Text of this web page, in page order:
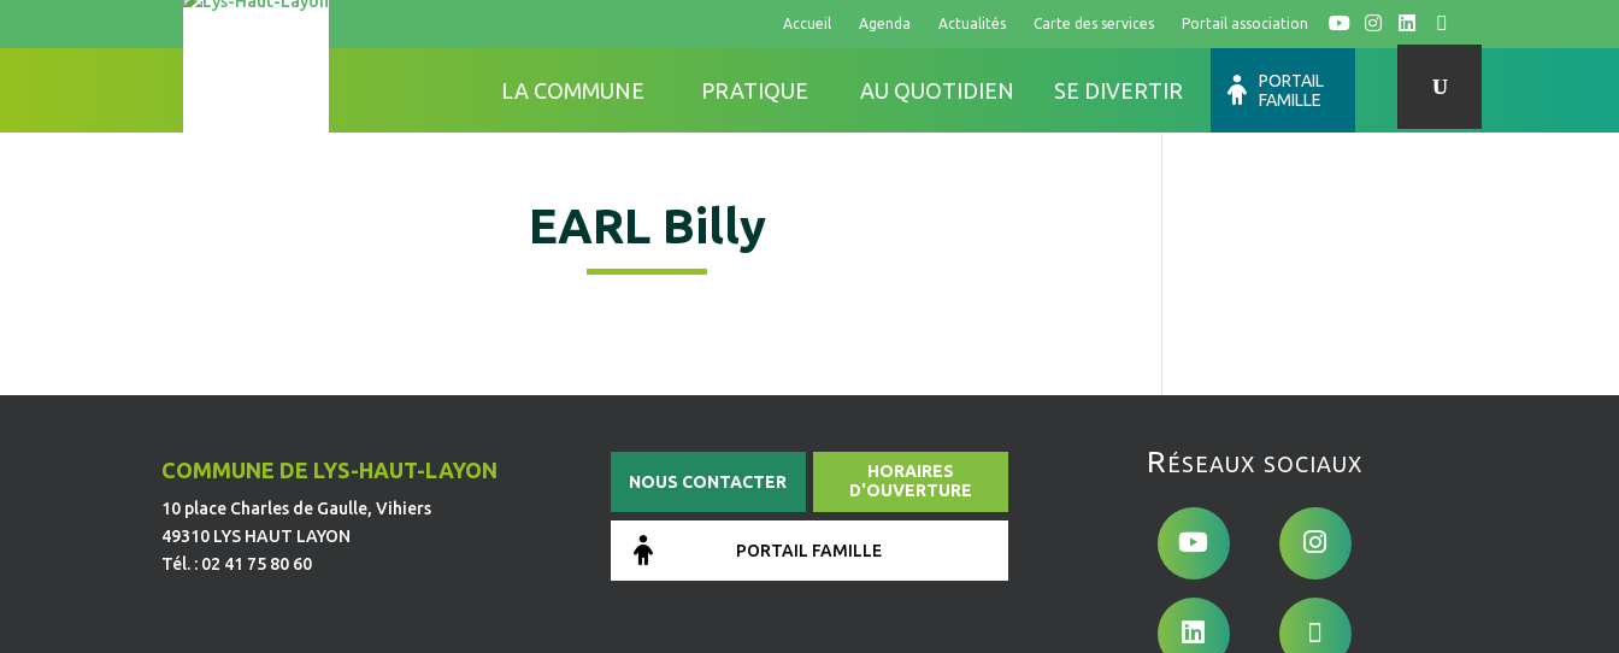
Accueil Agenda Actualités Carte des services Portail association Y I L
LA COMMUNE PRATIQUE AU QUOTIDIEN SE DIVERTIR
PORTAIL
FAMILLE
EARL Billy
COMMUNE DE LYS-HAUT-LAYON
10 place Charles de Gaulle, Vihiers
49310 LYS HAUT LAYON
Tél. : 02 41 75 80 60
NOUS CONTACTER
HORAIRES
D'OUVERTURE
PORTAIL FAMILLE
Réseaux sociaux